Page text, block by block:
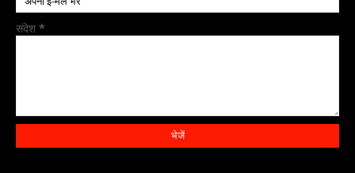
संदेश *